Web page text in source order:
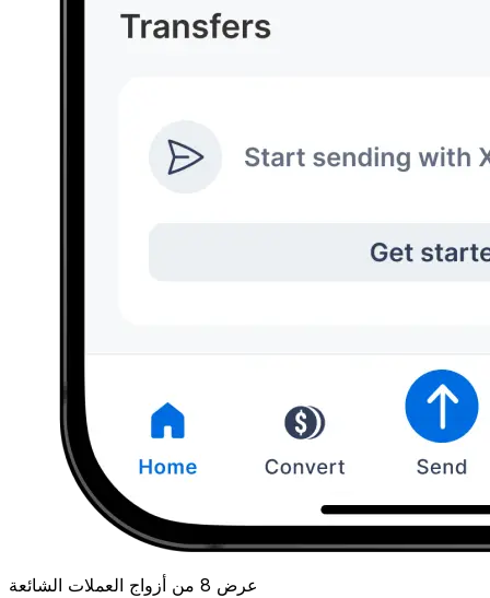
عرض 8 من أزواج العملات الشائعة